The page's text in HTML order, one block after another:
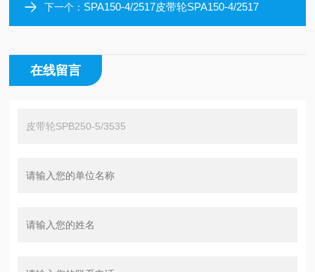
下一个： SPA150-4/2517皮带轮SPA150-4/2517
在线留言